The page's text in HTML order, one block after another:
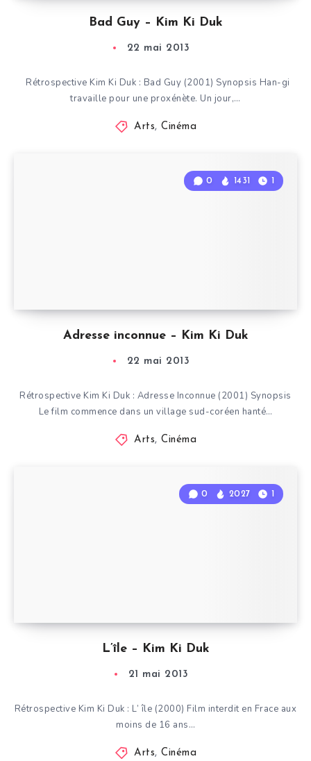
Bad Guy – Kim Ki Duk
22 mai 2013
Rétrospective Kim Ki Duk : Bad Guy (2001) Synopsis Han-gi
travaille pour une proxénète. Un jour,…
Arts,Cinéma
Adresse inconnue – Kim Ki Duk
0 1431 1
22 mai 2013
Rétrospective Kim Ki Duk : Adresse Inconnue (2001) Synopsis
Le film commence dans un village sud-coréen hanté…
Arts,Cinéma
L’île – Kim Ki Duk
0 2027 1
21 mai 2013
Rétrospective Kim Ki Duk : L’ île (2000) Film interdit en Frace aux
moins de 16 ans…
Arts,Cinéma